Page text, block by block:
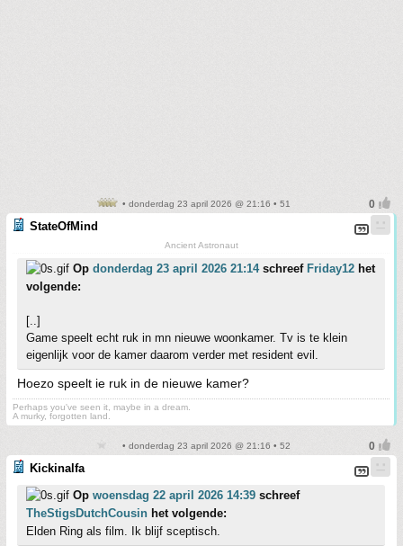
• donderdag 23 april 2026 @ 21:16 • 51
StateOfMind
Ancient Astronaut
Op donderdag 23 april 2026 21:14schreef Friday12 het
volgende:
[..]
Game speelt echt ruk in mn nieuwe woonkamer. Tv is te klein
eigenlijk voor de kamer daarom verder met resident evil.
Hoezo speelt ie ruk in de nieuwe kamer?
Perhaps you've seen it, maybe in a dream.
A murky, forgotten land.
• donderdag 23 april 2026 @ 21:16 • 52
Kickinalfa
Op woensdag 22 april 2026 14:39 schreef
TheStigsDutchCousin het volgende:
Elden Ring als film. Ik blijf sceptisch.